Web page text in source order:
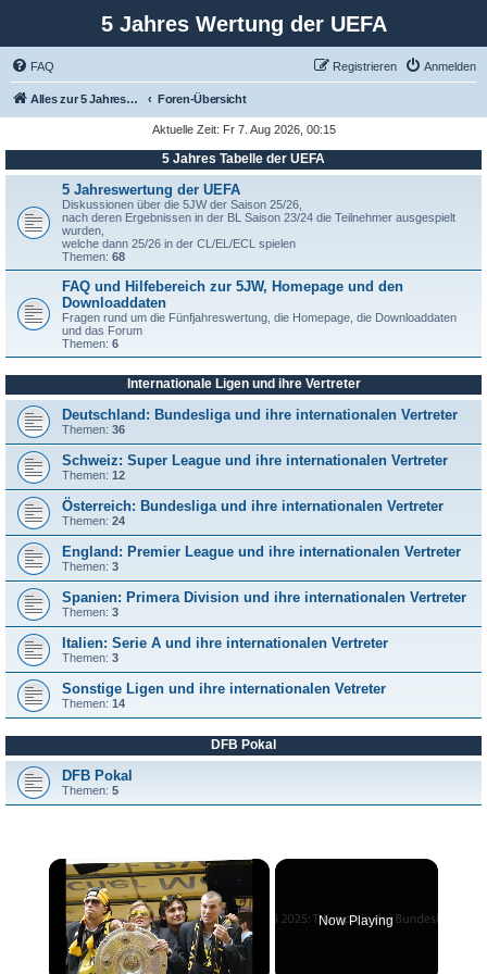
5 Jahres Wertung der UEFA
FAQ Anmelden
Registrieren
Alles zur 5 Jahreswertung / Tabelle der UEFA mit vielen Statistiken. Foren-Übersicht
Aktuelle Zeit: Fr 7. Aug 2026, 00:15
5 Jahres Tabelle der UEFA
5 Jahreswertung der UEFA
Diskussionen über die 5JW der Saison 25/26,
nach deren Ergebnissen in der BL Saison 23/24 die Teilnehmer ausgespielt
wurden,
welche dann 25/26 in der CL/EL/ECL spielen
Themen: 68
FAQ und Hilfebereich zur 5JW, Homepage und den
Downloaddaten
Fragen rund um die Fünfjahreswertung, die Homepage, die Downloaddaten
und das Forum
Themen: 6
Internationale Ligen und ihre Vertreter
Deutschland: Bundesliga und ihre internationalen Vertreter
Themen: 36
Schweiz: Super League und ihre internationalen Vertreter
Themen: 12
Österreich: Bundesliga und ihre internationalen Vertreter
Themen: 24
England: Premier League und ihre internationalen Vertreter
Themen: 3
Spanien: Primera Division und ihre internationalen Vertreter
Themen: 3
Italien: Serie A und ihre internationalen Vertreter
Themen: 3
Sonstige Ligen und ihre internationalen Vetreter
Themen: 14
DFB Pokal
DFB Pokal
Themen: 5
×
Now Playing